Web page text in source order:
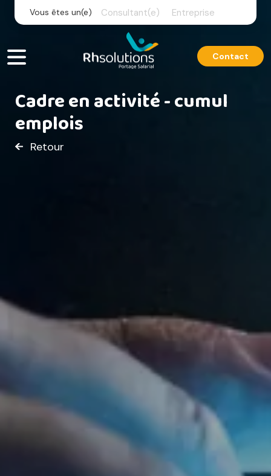
Vous êtes un(e) Consultant(e) Entreprise
Contact
Cadre en activité - cumul
emplois
Retour